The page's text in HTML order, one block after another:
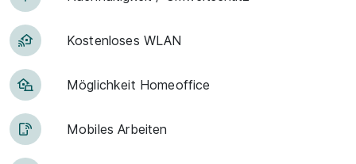
Kostenloses WLAN
Möglichkeit Homeoffice
Mobiles Arbeiten